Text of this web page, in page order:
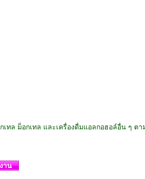
เทล ม็อกเทล และเครื่องดื่มแอลกอฮอล์อื่น ๆ ต
าน